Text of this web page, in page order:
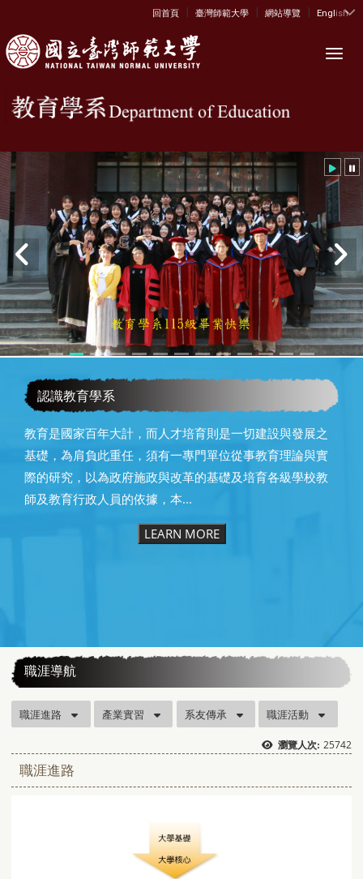
:::
回首頁 | 臺灣師範大學 | 網站導覽 | English
認識教育學系
教育是國家百年大計，而人才培育則是一切建設與發展之
基礎，為肩負此重任，須有一專門單位從事教育理論與實
際的研究，以為政府施政與改革的基礎及培育各級學校教
師及教育行政人員的依據，本...
LEARN MORE
職涯導航
職涯進路 產業實習 系友傳承 職涯活動
瀏覽人次: 25742
職涯進路